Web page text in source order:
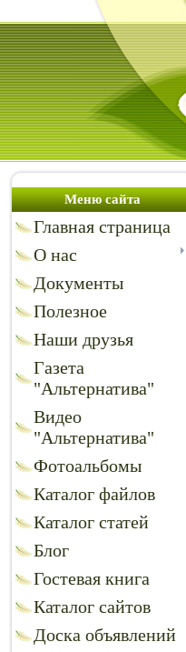
Меню сайта
Главная страница
О нас
Документы
Полезное
Наши друзья
Газета
"Альтернатива"
Видео
"Альтернатива"
Фотоальбомы
Каталог файлов
Каталог статей
Блог
Гостевая книга
Каталог сайтов
Доска объявлений